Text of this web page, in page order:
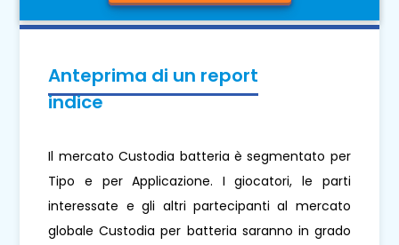
Anteprima di un report
indice
Il mercato Custodia batteria è segmentato per
Tipo e per Applicazione. I giocatori, le parti
interessate e gli altri partecipanti al mercato
globale Custodia per batteria saranno in grado